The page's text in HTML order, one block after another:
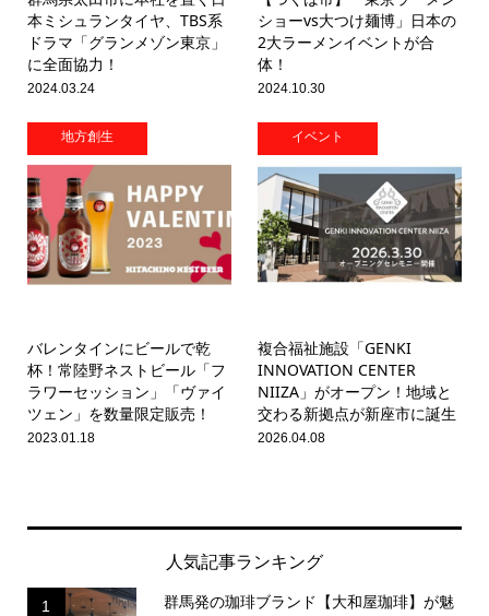
本ミシュランタイヤ、TBS系
ドラマ「グランメゾン東京」
に全面協力！
2024.03.24
ショーvs大つけ麺博」日本の
2大ラーメンイベントが合
体！
2024.10.30
地方創生
バレンタインにビールで乾
杯！常陸野ネストビール「フ
ラワーセッション」「ヴァイ
ツェン」を数量限定販売！
2023.01.18
イベント
複合福祉施設「GENKI
INNOVATION CENTER
NIIZA」がオープン！地域と
交わる新拠点が新座市に誕生
2026.04.08
人気記事ランキング
1
群馬発の珈琲ブランド【大和屋珈琲】が魅